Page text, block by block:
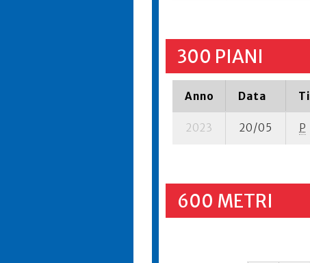
300 PIANI
Anno Data
2023 20/05 P
600 METRI